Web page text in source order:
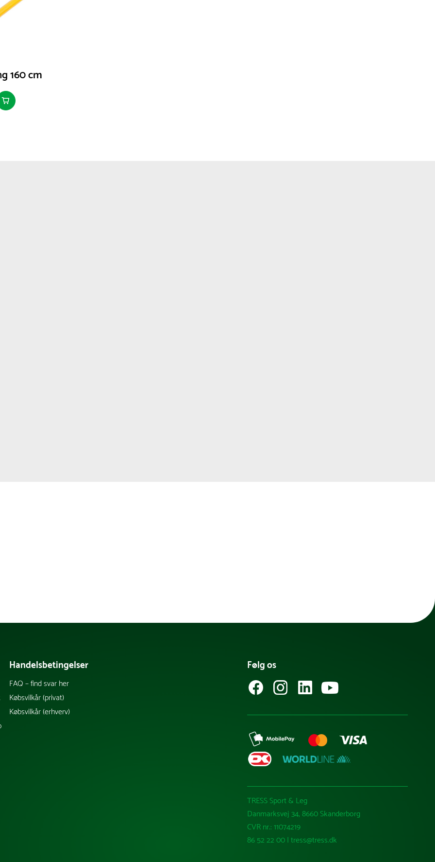
160 cm
Handelsbetingelser
FAQ – find svar her
Købsvilkår (privat)
Købsvilkår (erhverv)
Følg os
TRESS Sport & Leg
Danmarksvej 34, 8660 Skanderborg
CVR nr.: 11074219
86 52 22 00 | tress@tress.dk